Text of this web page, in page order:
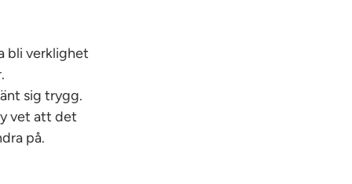
bli verklighet
sig trygg.
vet att det
på.